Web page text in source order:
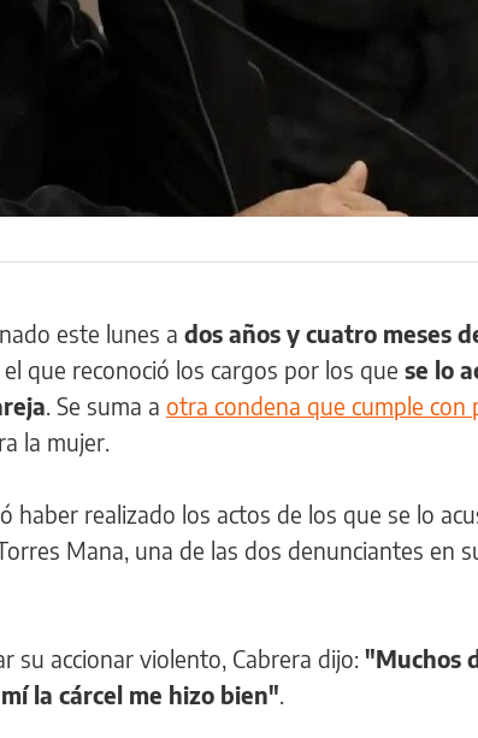
este lunes a dos años y cuatro meses
que reconoció los cargos por los que se lo
. Se suma a otra condena que cumple con
la mujer.
haber realizado los actos de los que se lo
Mana, una de las dos denunciantes en
su accionar violento, Cabrera dijo: "Muchos
la cárcel me hizo bien"